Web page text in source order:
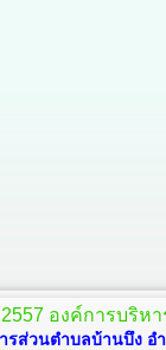
องค์การบริห
รส่วนตำบลบ้านบึง อ